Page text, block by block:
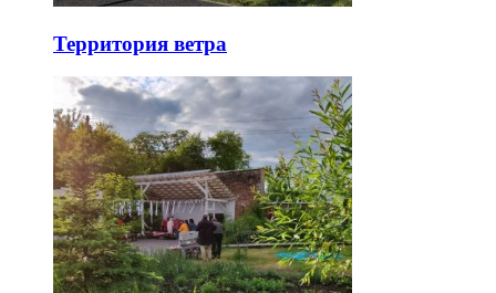
Территория ветра